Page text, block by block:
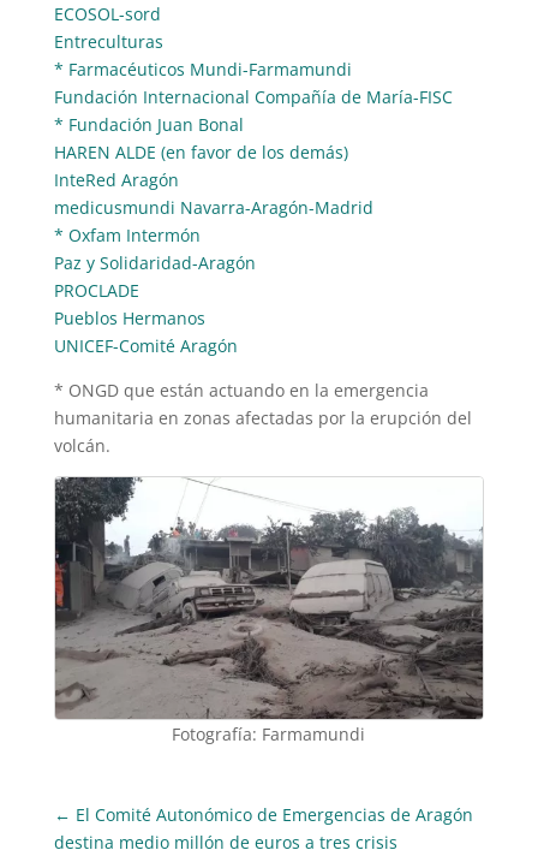
ECOSOL-sord
Entreculturas
* Farmacéuticos Mundi-Farmamundi
Fundación Internacional Compañía de María-FISC
* Fundación Juan Bonal
HAREN ALDE (en favor de los demás)
InteRed Aragón
medicusmundi Navarra-Aragón-Madrid
* Oxfam Intermón
Paz y Solidaridad-Aragón
PROCLADE
Pueblos Hermanos
UNICEF-Comité Aragón
* ONGD que están actuando en la emergencia
humanitaria en zonas afectadas por la erupción del
volcán.
Fotografía: Farmamundi
← El Comité Autonómico de Emergencias de Aragón
destina medio millón de euros a tres crisis